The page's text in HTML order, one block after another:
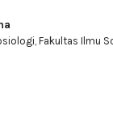
Fakultas Ilmu